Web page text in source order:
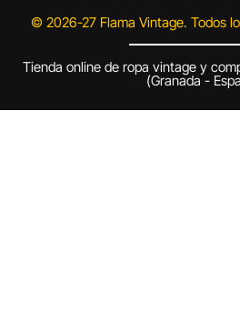
© 2026-27 Flama Vintage. Todos
Tienda online de ropa vintage y
(Granada -